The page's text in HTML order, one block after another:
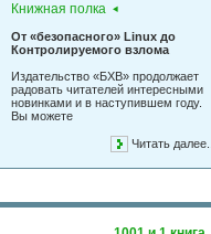
Книжная полка
От «безопасного» Linux до
Контролируемого взлома
Издательство «БХВ» продолжает
радовать читателей интересными
новинками и в наступившем году.
Вы можете
Читать далее...